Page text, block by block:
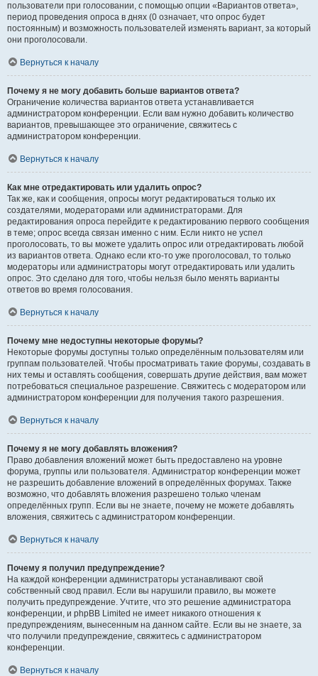
пользователи при голосовании, с помощью опции «Вариантов ответа»,
период проведения опроса в днях (0 означает, что опрос будет
постоянным) и возможность пользователей изменять вариант, за который
они проголосовали.
Вернуться к началу
Почему я не могу добавить больше вариантов ответа?
Ограничение количества вариантов ответа устанавливается
администратором конференции. Если вам нужно добавить количество
вариантов, превышающее это ограничение, свяжитесь с
администратором конференции.
Вернуться к началу
Как мне отредактировать или удалить опрос?
Так же, как и сообщения, опросы могут редактироваться только их
создателями, модераторами или администраторами. Для
редактирования опроса перейдите к редактированию первого сообщения
в теме; опрос всегда связан именно с ним. Если никто не успел
проголосовать, то вы можете удалить опрос или отредактировать любой
из вариантов ответа. Однако если кто-то уже проголосовал, то только
модераторы или администраторы могут отредактировать или удалить
опрос. Это сделано для того, чтобы нельзя было менять варианты
ответов во время голосования.
Вернуться к началу
Почему мне недоступны некоторые форумы?
Некоторые форумы доступны только определённым пользователям или
группам пользователей. Чтобы просматривать такие форумы, создавать в
них темы и оставлять сообщения, совершать другие действия, вам может
потребоваться специальное разрешение. Свяжитесь с модератором или
администратором конференции для получения такого разрешения.
Вернуться к началу
Почему я не могу добавлять вложения?
Право добавления вложений может быть предоставлено на уровне
форума, группы или пользователя. Администратор конференции может
не разрешить добавление вложений в определённых форумах. Также
возможно, что добавлять вложения разрешено только членам
определённых групп. Если вы не знаете, почему не можете добавлять
вложения, свяжитесь с администратором конференции.
Вернуться к началу
Почему я получил предупреждение?
На каждой конференции администраторы устанавливают свой
собственный свод правил. Если вы нарушили правило, вы можете
получить предупреждение. Учтите, что это решение администратора
конференции, и phpBB Limited не имеет никакого отношения к
предупреждениям, вынесенным на данном сайте. Если вы не знаете, за
что получили предупреждение, свяжитесь с администратором
конференции.
Вернуться к началу